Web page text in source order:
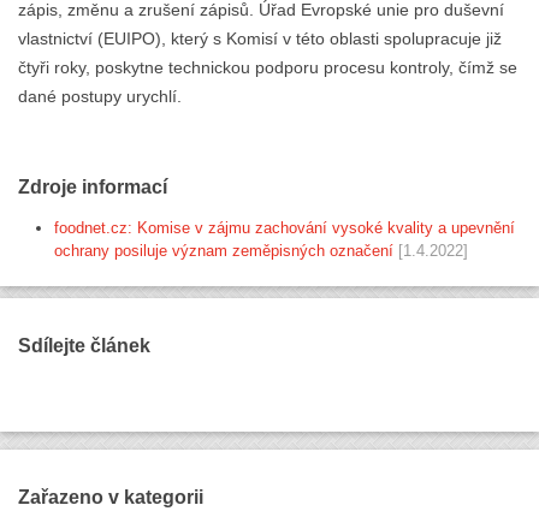
zápis, změnu a zrušení zápisů. Úřad Evropské unie pro duševní
vlastnictví (EUIPO), který s Komisí v této oblasti spolupracuje již
čtyři roky, poskytne technickou podporu procesu kontroly, čímž se
dané postupy urychlí.
Zdroje informací
foodnet.cz: Komise v zájmu zachování vysoké kvality a upevnění
ochrany posiluje význam zeměpisných označení [1.4.2022]
Sdílejte článek
Zařazeno v kategorii